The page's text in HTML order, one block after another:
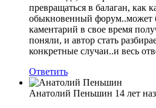
превращаться в балаган, как
обыкновенный форум..может
каментарий в свое время
поняли, и автор стать
конкретные случаи..и весь
Ответить
Анатолий Пеньшин 14 лет